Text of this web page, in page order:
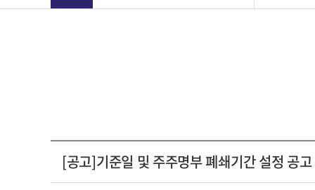
[공고]기준일 및 주주명부 폐쇄기간 설정 공고